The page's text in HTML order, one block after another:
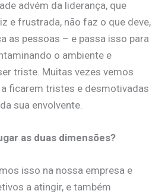
advém da liderança, que
e frustrada, não faz o que deve,
as pessoas – e passa isso para
o ambiente e
triste. Muitas vezes vemos
ficarem tristes e desmotivadas
sua envolvente.
as duas dimensões?
isso na nossa empresa e
a atingir, e também